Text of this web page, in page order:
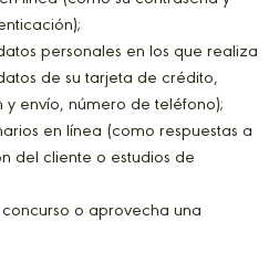
personales en los que realiza
de su tarjeta de crédito,
envío, número de teléfono);
en línea (como respuestas a
del cliente o estudios de
o aprovecha una